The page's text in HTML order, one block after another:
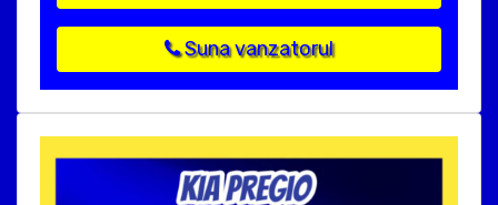
Suna vanzatorul